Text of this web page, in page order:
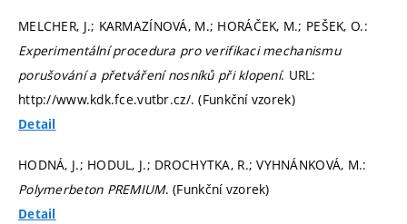
MELCHER, J.; KARMAZÍNOVÁ, M.; HORÁČEK, M.; PEŠEK, O.:
Experimentální procedura pro verifikaci mechanismu
porušování a přetváření nosníků při klopení. URL:
http://www.kdk.fce.vutbr.cz/. (Funkční vzorek)
Detail
HODNÁ, J.; HODUL, J.; DROCHYTKA, R.; VYHNÁNKOVÁ, M.:
Polymerbeton PREMIUM. (Funkční vzorek)
Detail